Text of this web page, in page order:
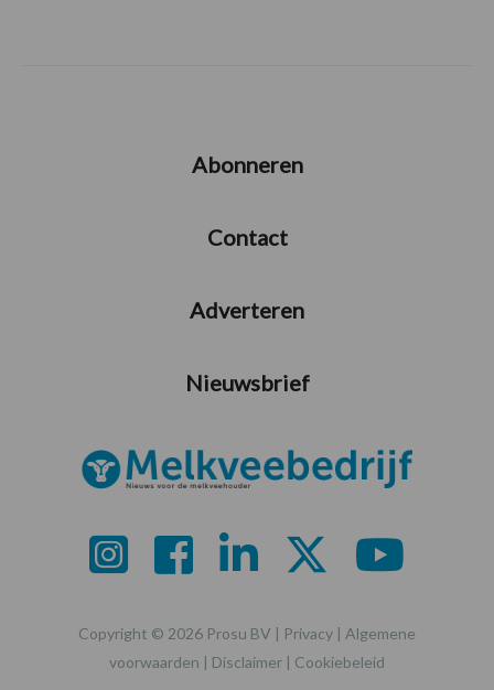
Abonneren
Contact
Adverteren
Nieuwsbrief
Copyright © 2026 Prosu BV | Privacy | Algemene
voorwaarden | Disclaimer | Cookiebeleid